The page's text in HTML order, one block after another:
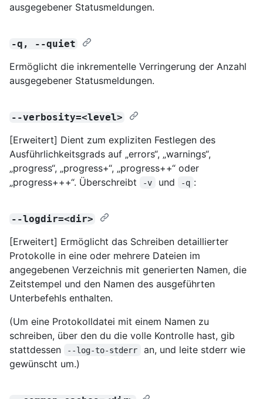
ausgegebener Statusmeldungen.
-q, --quiet
Ermöglicht die inkrementelle Verringerung der Anzahl
ausgegebener Statusmeldungen.
--verbosity=<level>
[Erweitert] Dient zum expliziten Festlegen des
Ausführlichkeitsgrads auf „errors“, „warnings“,
„progress“, „progress+“, „progress++“ oder
„progress+++“. Überschreibt
-v und -q :
--logdir=<dir>
[Erweitert] Ermöglicht das Schreiben detaillierter
Protokolle in eine oder mehrere Dateien im
angegebenen Verzeichnis mit generierten Namen, die
Zeitstempel und den Namen des ausgeführten
Unterbefehls enthalten.
(Um eine Protokolldatei mit einem Namen zu
schreiben, über den du die volle Kontrolle hast, gib
stattdessen
--log-to-stderr
an, und leite stderr wie
gewünscht um.)